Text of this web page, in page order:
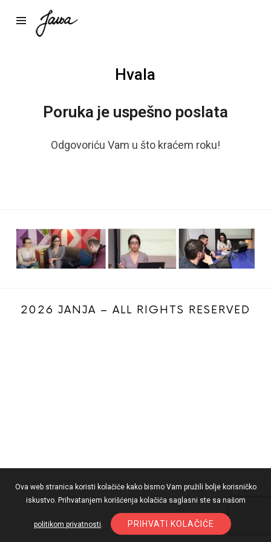
Hvala
Poruka je uspešno poslata
Odgovoriću Vam u što kraćem roku!
2026 JANJA – ALL RIGHTS RESERVED
Ova web stranica koristi kolačiće kako bismo Vam pružili bolje korisničko
iskustvo. Prihvatanjem korišćenja kolačića saglasni ste sa našom
politikom privatnosti. PRIHVATI KOLAČIĆE